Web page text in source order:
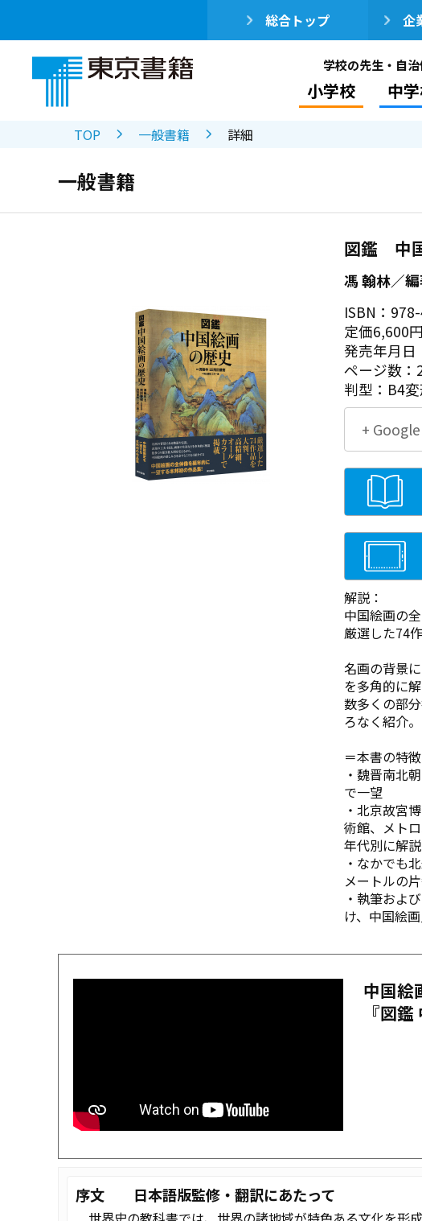
総合トップ 企
学校の先生・自
小学校 中
TOP 一般書籍 詳細
一般書籍
図鑑 中
馮 翰林／
ISBN：
定価6,600
発売年月日
ページ数：
判型：B4
+
解説：
中国絵画の
厳選した74
名画の背景
を多角的に解
数多くの部
ろなく紹介。
＝本書の特
・魏晋南北
で一望
・北京故宮
術館、メト
年代別に解説
・なかでも
メートルの
・執筆およ
け、中国絵
中国絵
『図
序文 日本語版監修・翻訳にあたって